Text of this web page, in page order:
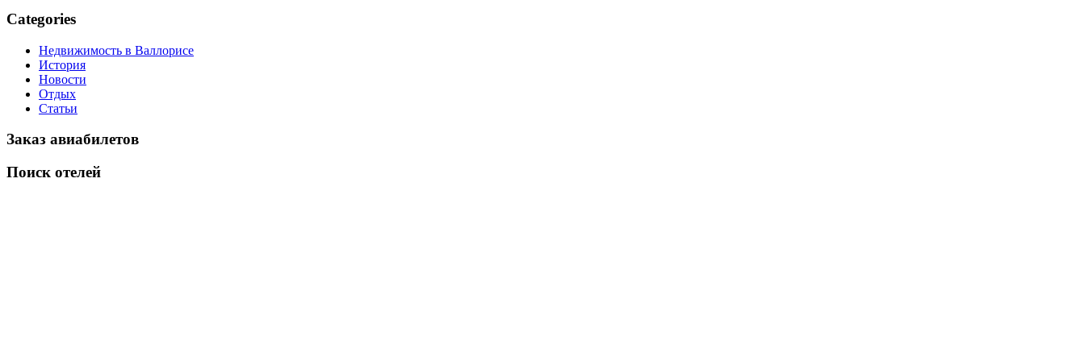
Categories
Недвижимость в Валлорисе
История
Новости
Отдых
Статьи
Заказ авиабилетов
Поиск отелей